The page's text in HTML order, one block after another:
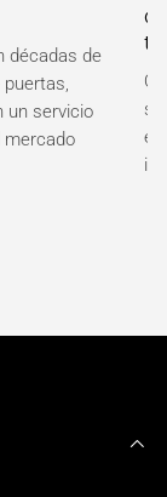
décadas de
un servicio
mercado